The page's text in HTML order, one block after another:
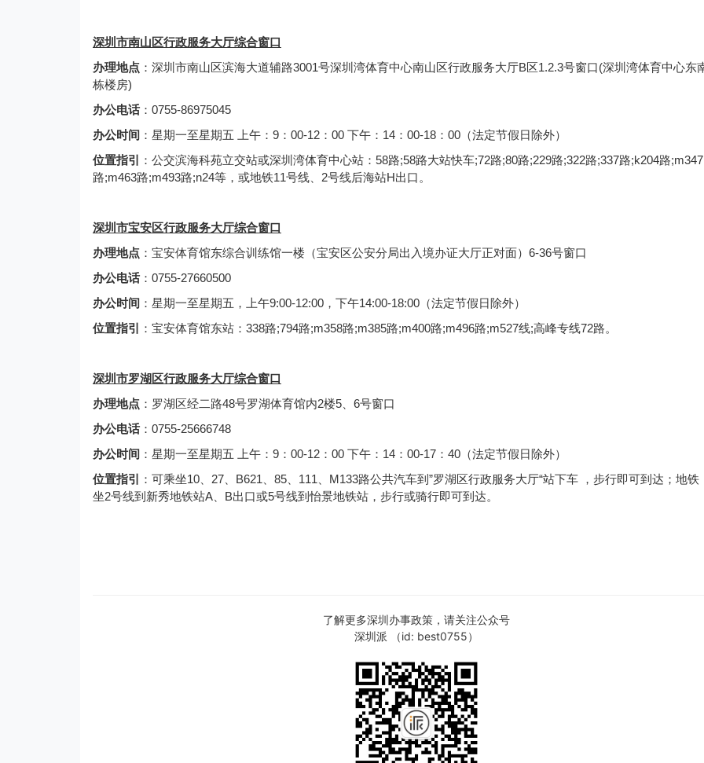
深圳市南山区行政服务大厅综合窗口
办理地点 ：深圳市南山区滨海大道辅路3001号深圳湾体育中心南山区行政服务大厅B区1.2.3号窗口(深圳湾体育中心东
栋楼房)
办公电话：0755-86975045
办公时间 ：星期一至星期五 上午：9：00-12：00 下午：14：00-18：00（法定节假日除外）
位置指引
：公交滨海科苑立交站或深圳湾体育中心站：58路;58路大站快车;72路;80路;229路;322路;337路;k204路;m347
路;m463路;m493路;n24等，或地铁11号线、2号线后海站H出口。
深圳市宝安区行政服务大厅综合窗口
办理地点 ：宝安体育馆东综合训练馆一楼（宝安区公安分局出入境办证大厅正对面）6-36号窗口
办公电话：0755-27660500
办公时间 ：星期一至星期五，上午9:00-12:00，下午14:00-18:00（法定节假日除外）
位置指引
：宝安体育馆东站：338路;794路;m358路;m385路;m400路;m496路;m527线;高峰专线72路。
深圳市罗湖区行政服务大厅综合窗口
办理地点 ：罗湖区经二路48号罗湖体育馆内2楼5、6号窗口
办公电话：0755-25666748
办公时间 ：星期一至星期五 上午：9：00-12：00 下午：14：00-17：40（法定节假日除外）
位置指引
：可乘坐10、27、B621、85、111、M133路公共汽车到”罗湖区行政服务大厅“站下车 ，步行即可到达；地铁
坐2号线到新秀地铁站A、B出口或5号线到怡景地铁站，步行或骑行即可到达。
了解更多深圳办事政策，请关注公众号
深圳派 （id: best0755）